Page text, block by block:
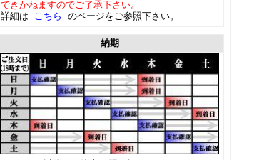
できかねますのでご了承下さい。
詳細は こちら のページをご参照下さい。
納期